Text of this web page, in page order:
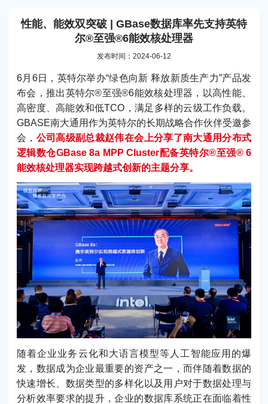
性能、能效双突破 | GBase数据库率先支持英特
尔®至强®6能效核处理器
发布时间：2024-06-12
6月6日，英特尔举办“绿色向新 释放新质生产力”产品发
布会，推出英特尔®至强®6能效核处理器，以高性能、
高密度、高能效和低TCO，满足多样的云级工作负载。
GBASE南大通用作为英特尔的长期战略合作伙伴受邀参
会， 公司高级副总裁赵伟在会上分享了南大通用分布式
逻辑数仓GBase 8a MPP Cluster配备英特尔®至强® 6
能效核处理器实现跨越式创新的主题分享。
随着企业业务云化和大语言模型等人工智能应用的爆
发，数据成为企业最重要的资产之一，而伴随着数据的
快速增长、数据类型的多样化以及用户对于数据处理与
分析效率要求的提升，企业的数据库系统正在面临着性